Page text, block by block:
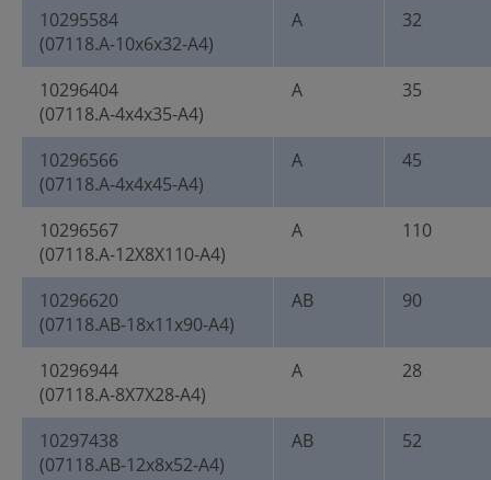
10295584
(07118.A-10x6x32-A4)
A 32
10296404
(07118.A-4x4x35-A4)
A 35
10296566
(07118.A-4x4x45-A4)
A 45
10296567
(07118.A-12X8X110-A4)
A 110
10296620
(07118.AB-18x11x90-A4)
AB 90
10296944
(07118.A-8X7X28-A4)
A 28
10297438
(07118.AB-12x8x52-A4)
AB 52